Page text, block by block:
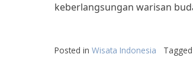
keberlangsungan warisan
Posted in Wisata Indonesia Tagged